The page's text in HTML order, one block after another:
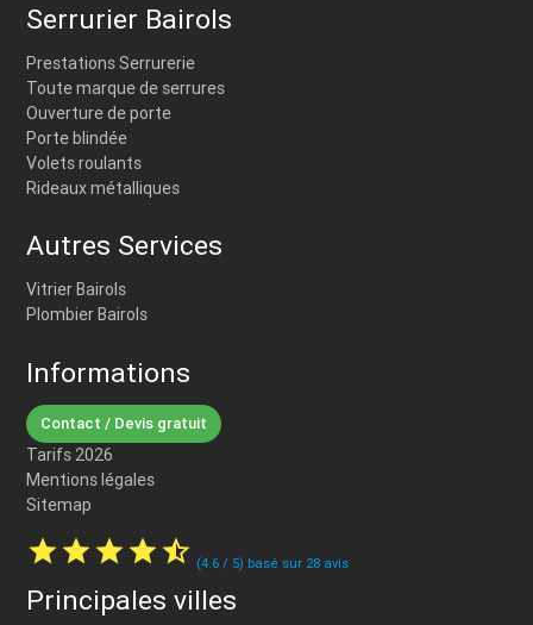
Serrurier Bairols
Prestations Serrurerie
Toute marque de serrures
Ouverture de porte
Porte blindée
Volets roulants
Rideaux métalliques
Autres Services
Vitrier Bairols
Plombier Bairols
Informations
Contact / Devis gratuit
Tarifs 2026
Mentions légales
Sitemap
starstarstarstarstar_half (4.6 / 5) basé sur 28 avis
Principales villes